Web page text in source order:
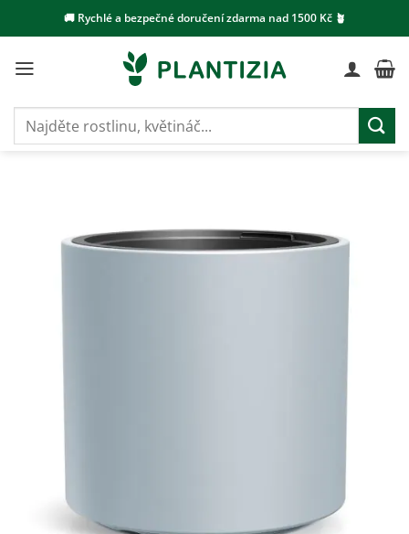
na
🚚 Rychlé a bezpečné doručení zdarma nad 1500 Kč 🪴
Hledat: